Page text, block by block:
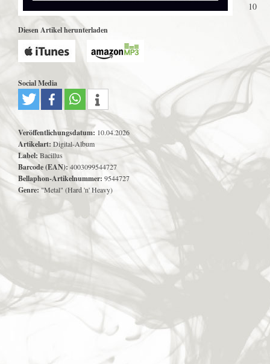
Diesen Artikel herunterladen
Social Media
Veröffentlichungsdatum: 10.04.2026
Artikelart: Digital-Album
Label: Bacillus
Barcode (EAN): 4003099544727
Bellaphon-Artikelnummer: 9544727
Genre: "Metal" (Hard 'n' Heavy)
10